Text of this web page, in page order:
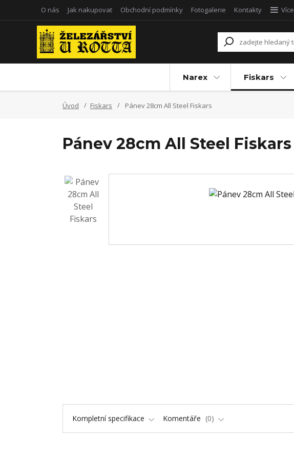
O nás Jak nakupovat Obchodní podmínky Fotogalerie Kontakty Více
Narex Fiskars
Úvod Fiskars Pánev 28cm All Steel Fiskars
Pánev 28cm All Steel Fiskars
Kompletní specifikace Komentáře 0